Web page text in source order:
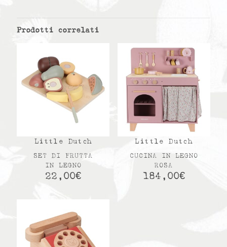
Prodotti correlati
Little Dutch
SET DI FRUTTA
IN LEGNO
22,00€
Little Dutch
CUCINA IN LEGNO
ROSA
184,00€